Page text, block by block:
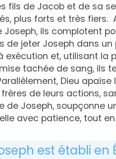
fils de Jacob et de sa
plus forts et très fiers.
ils complotent
de jeter Joseph dans
exécution et, utilisant la
tachée de sang, ils
Dieu apaise
frères de leurs actions,
de Joseph, soupçonne
avec patience, tout
est établi en